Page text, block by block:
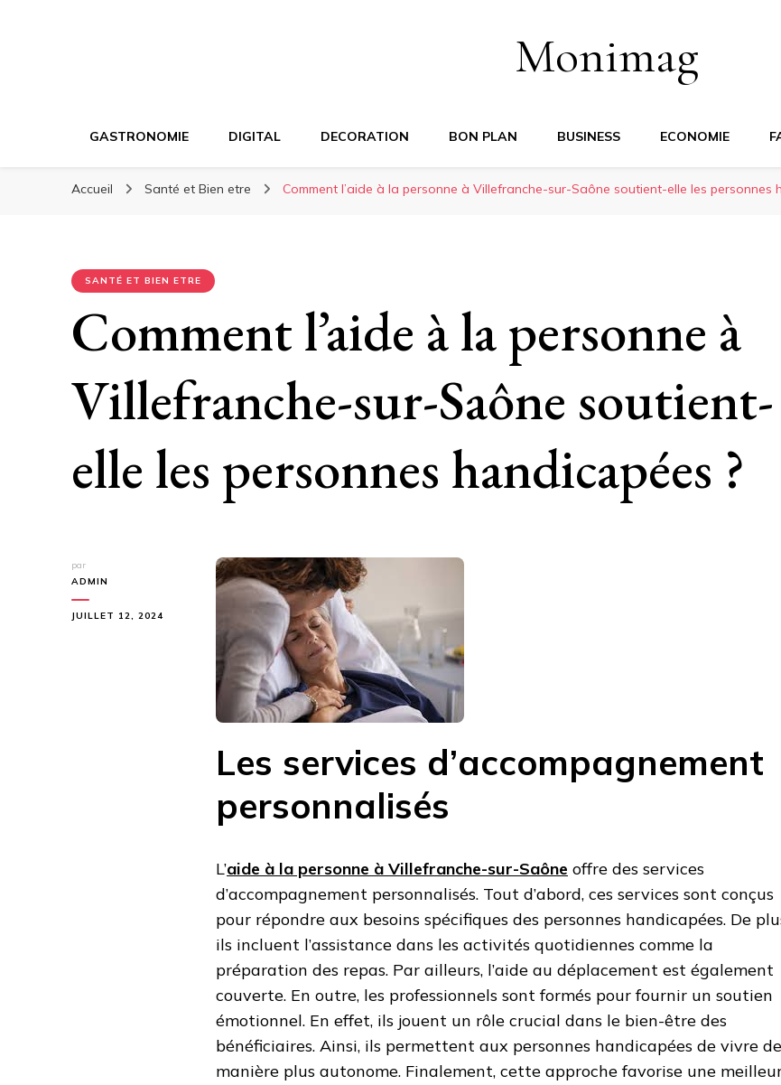
Monimag
GASTRONOMIE DIGITAL DECORATION BON PLAN BUSINESS ECONOMIE
Accueil Santé et Bien etre Comment l’aide à la personne à Villefranche-sur-Saône soutient-elle les personnes
SANTÉ ET BIEN ETRE
Comment l’aide à la personne à
Villefranche-sur-Saône soutient-
elle les personnes handicapées ?
par
ADMIN
JUILLET 12, 2024
Les services d’accompagnement
personnalisés
L’aide à la personne à Villefranche-sur-Saône offre des services
d’accompagnement personnalisés. Tout d’abord, ces services sont conçus
pour répondre aux besoins spécifiques des personnes handicapées. De
ils incluent l’assistance dans les activités quotidiennes comme la
préparation des repas. Par ailleurs, l’aide au déplacement est également
couverte. En outre, les professionnels sont formés pour fournir un soutien
émotionnel. En effet, ils jouent un rôle crucial dans le bien-être des
bénéficiaires. Ainsi, ils permettent aux personnes handicapées de vivre de
manière plus autonome. Finalement, cette approche favorise une